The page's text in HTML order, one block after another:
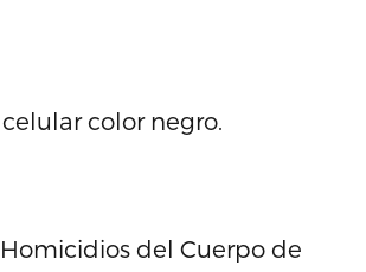
color negro.
del Cuerpo de